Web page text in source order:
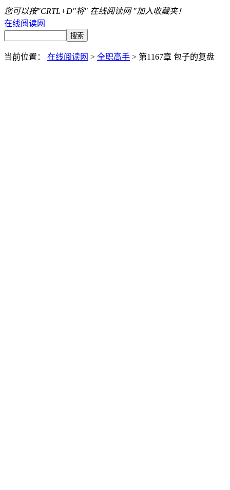
您可以按"CRTL+D"将" 在线阅读网 "加入收藏夹！
在线阅读网
当前位置： 在线阅读网 > 全职高手 > 第1167章 包子的复盘